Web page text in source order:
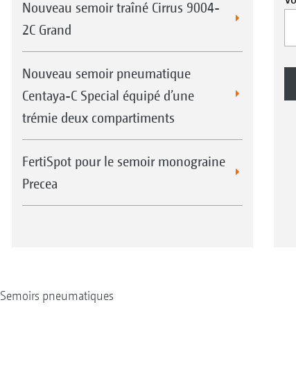
Nouveau semoir traîné Cirrus 9004-
2C Grand
Nouveau semoir pneumatique
Centaya-C Special équipé d’une
trémie deux compartiments
FertiSpot pour le semoir monograine
Precea
Semoirs pneumatiques